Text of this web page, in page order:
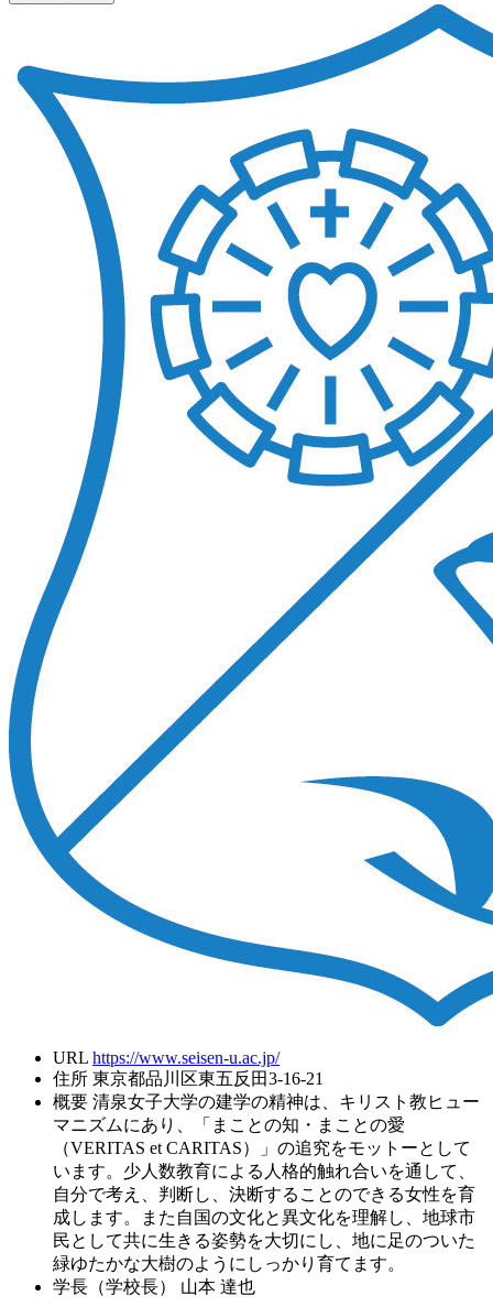
URL https://www.seisen-u.ac.jp/
住所 東京都品川区東五反田3-16-21
概要 清泉女子大学の建学の精神は、キリスト教ヒュー
マニズムにあり、「まことの知・まことの愛
（VERITAS et CARITAS）」の追究をモットーとして
います。少人数教育による人格的触れ合いを通して、
自分で考え、判断し、決断することのできる女性を育
成します。また自国の文化と異文化を理解し、地球市
民として共に生きる姿勢を大切にし、地に足のついた
緑ゆたかな大樹のようにしっかり育てます。
学長（学校長）
山本 達也